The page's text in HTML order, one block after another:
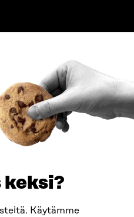
Käytämme